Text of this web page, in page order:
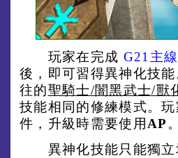
玩家在完成 G21主
後，即可習得異神化技
往的聖騎士/闇黑武士/獸
技能相同的修練模式。
件，升級時需要使用 AP
異神化技能只能獨立